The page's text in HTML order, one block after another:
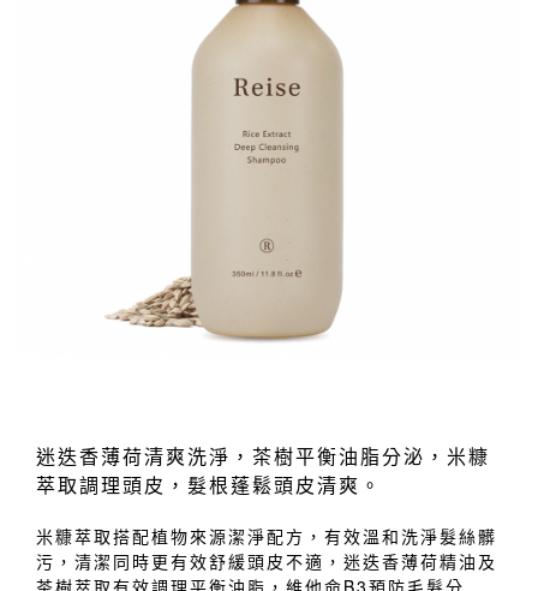
迷迭香薄荷清爽洗淨，茶樹平衡油脂分泌，米糠
萃取調理頭皮，髮根蓬鬆頭皮清爽。
米糠萃取搭配植物來源潔淨配方，有效溫和洗淨髮絲髒
污，清潔同時更有效舒緩頭皮不適，迷迭香薄荷精油及
茶樹萃取有效調理平衡油脂，維他命B3預防毛髮分